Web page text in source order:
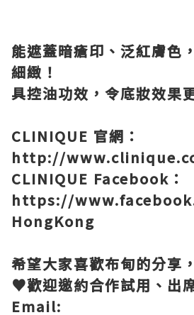
能遮蓋暗瘡印、泛紅膚色
細緻！
具控油功效，令底妝效果
CLINIQUE 官網：
http://
CLINIQUE Facebook ：
https://
HongKong
希望大家喜歡布甸的分享
♥歡迎邀約合作試用、出
Email: